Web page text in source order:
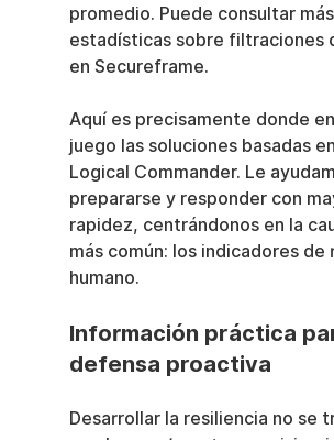
promedio. Puede consultar más
estadísticas sobre filtraciones
en Secureframe.
Aquí es precisamente donde
juego las soluciones basadas
Logical Commander. Le
prepararse y responder con
rapidez, centrándonos en la
más común: los indicadores de
humano.
Información práctica
defensa proactiva
Desarrollar la resiliencia no se